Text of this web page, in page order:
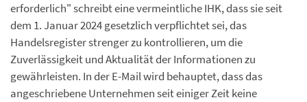
erforderlich" schreibt eine vermeintliche IHK, dass sie seit
dem 1. Januar 2024 gesetzlich verpflichtet sei, das
Handelsregister strenger zu kontrollieren, um die
Zuverlässigkeit und Aktualität der Informationen zu
gewährleisten. In der E-Mail wird behauptet, dass das
angeschriebene Unternehmen seit einiger Zeit keine